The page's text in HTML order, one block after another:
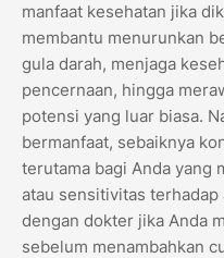
manfaat kesehatan jika
membantu menurunkan
gula darah, menjaga
pencernaan, hingga
potensi yang luar biasa.
bermanfaat, sebaiknya
terutama bagi Anda yang
atau sensitivitas terhadap
dengan dokter jika Anda
sebelum menambahkan